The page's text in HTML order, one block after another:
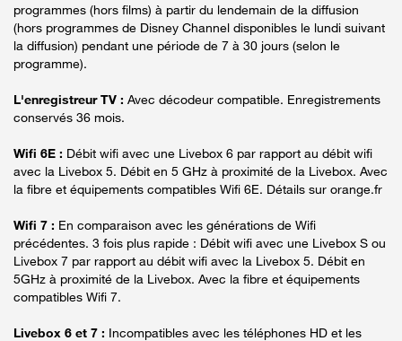
programmes (hors films) à partir du lendemain de la diffusion
(hors programmes de Disney Channel disponibles le lundi suivant
la diffusion) pendant une période de 7 à 30 jours (selon le
programme).
L'enregistreur TV : Avec décodeur compatible. Enregistrements
conservés 36 mois.
Wifi 6E : Débit wifi avec une Livebox 6 par rapport au débit wifi
avec la Livebox 5. Débit en 5 GHz à proximité de la Livebox. Avec
la fibre et équipements compatibles Wifi 6E. Détails sur orange.fr
Wifi 7 : En comparaison avec les générations de Wifi
précédentes. 3 fois plus rapide : Débit wifi avec une Livebox S ou
Livebox 7 par rapport au débit wifi avec la Livebox 5. Débit en
5GHz à proximité de la Livebox. Avec la fibre et équipements
compatibles Wifi 7.
Livebox 6 et 7 : Incompatibles avec les téléphones HD et les